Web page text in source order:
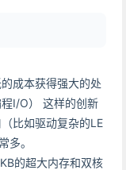
成本获得强大的处
I/O） 这样的创新
比如驱动复杂的LE
多。
的超大内存和双核